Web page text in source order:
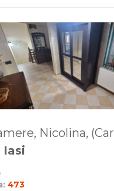
Nicolina,
Iasi
473